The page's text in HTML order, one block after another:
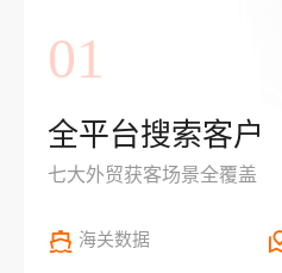
01
全平台搜索客户
七大外贸获客场景全覆盖
海关数据